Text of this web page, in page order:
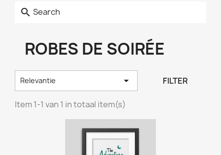
search Search
ROBES DE SOIRÉE
Relevantie  FILTER
Item 1-1 van 1 in totaal item(s)